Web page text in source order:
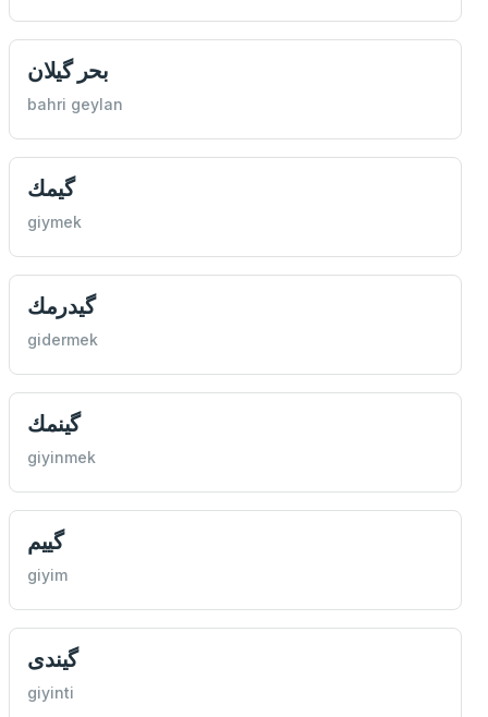
بحر گیلان
bahri geylan
گيمك
giymek
گیدرمك
gidermek
گينمك
giyinmek
گییم
giyim
گیندی
giyinti